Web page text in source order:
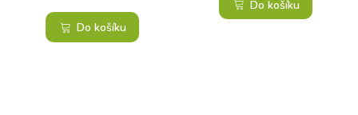
Do košíku
Do košíku